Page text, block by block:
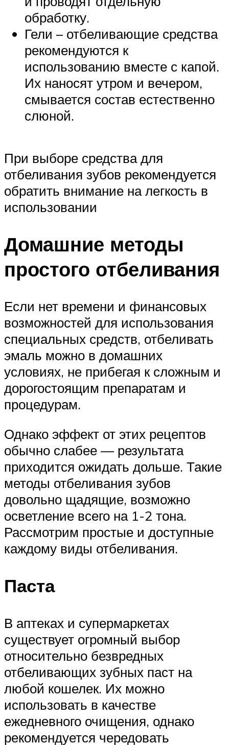
обработку.
Гели – отбеливающие средства
рекомендуются к
использованию вместе с капой.
Их наносят утром и вечером,
смывается состав естественно
слюной.
При выборе средства для
отбеливания зубов рекомендуется
обратить внимание на легкость в
использовании
Домашние методы
простого отбеливания
Если нет времени и финансовых
возможностей для использования
специальных средств, отбеливать
эмаль можно в домашних
условиях, не прибегая к сложным и
дорогостоящим препаратам и
процедурам.
Однако эффект от этих рецептов
обычно слабее — результата
приходится ожидать дольше. Такие
методы отбеливания зубов
довольно щадящие, возможно
осветление всего на 1-2 тона.
Рассмотрим простые и доступные
каждому виды отбеливания.
Паста
В аптеках и супермаркетах
существует огромный выбор
относительно безвредных
отбеливающих зубных паст на
любой кошелек. Их можно
использовать в качестве
ежедневного очищения, однако
рекомендуется чередовать